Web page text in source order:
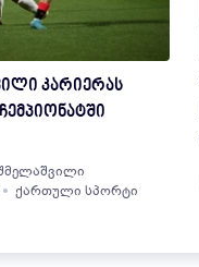
კარიერას
ქართული სპორტი